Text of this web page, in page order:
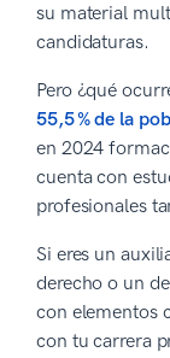
su material
candidaturas.
Pero ¿qué
55,5 % de la
en 2024
cuenta con
profesionales
Si eres un
derecho o un
con elementos
con tu carrera